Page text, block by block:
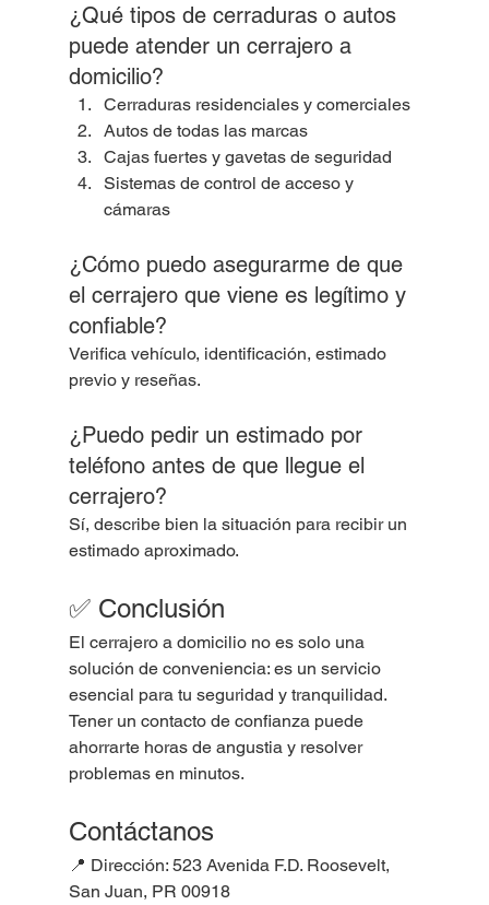
¿Qué tipos de cerraduras o autos
puede atender un cerrajero a
domicilio?
Cerraduras residenciales y comerciales
Autos de todas las marcas
Cajas fuertes y gavetas de seguridad
Sistemas de control de acceso y
cámaras
¿Cómo puedo asegurarme de que
el cerrajero que viene es legítimo y
confiable?
Verifica vehículo, identificación, estimado
previo y reseñas.
¿Puedo pedir un estimado por
teléfono antes de que llegue el
cerrajero?
Sí, describe bien la situación para recibir un
estimado aproximado.
✅ Conclusión
El cerrajero a domicilio no es solo una
solución de conveniencia: es un servicio
esencial para tu seguridad y tranquilidad.
Tener un contacto de confianza puede
ahorrarte horas de angustia y resolver
problemas en minutos.
Contáctanos
📍 Dirección: 523 Avenida F.D. Roosevelt,
San Juan, PR 00918